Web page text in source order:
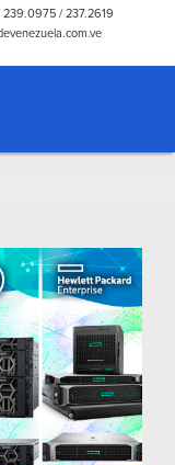
239.0975 /237.2619